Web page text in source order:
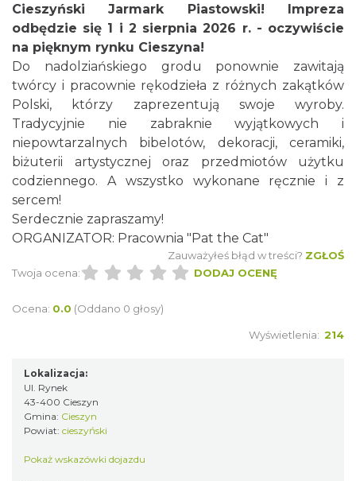
Cieszyn
0.05 km
Cieszyn
0.05 km
Cieszyn
0.05 km
Cieszyński Jarmark Piastowski! Impreza
odbędzie się 1 i 2 sierpnia 2026 r. - oczywiście
na pięknym rynku Cieszyna!
Do nadolziańskiego grodu ponownie zawitają
twórcy i pracownie rękodzieła z różnych zakątków
Polski, którzy zaprezentują swoje wyroby.
Tradycyjnie nie zabraknie wyjątkowych i
niepowtarzalnych bibelotów, dekoracji, ceramiki,
biżuterii artystycznej oraz przedmiotów użytku
codziennego. A wszystko wykonane ręcznie i z
sercem!
Serdecznie zapraszamy!
ORGANIZATOR: Pracownia "Pat the Cat"
Zauważyłeś błąd w treści? ZGŁOŚ
Twoja ocena:
DODAJ OCENĘ
Ocena: 0.0 (Oddano 0 głosy)
Wyświetlenia: 214
Lokalizacja:
Ul. Rynek
43-400 Cieszyn
Gmina: Cieszyn
Powiat: cieszyński
Pokaż wskazówki dojazdu